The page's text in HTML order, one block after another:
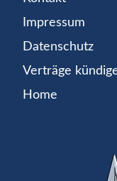
Impressum
Datenschutz
Verträge
Home